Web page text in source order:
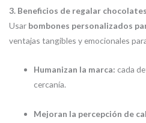
3. Beneficios de regalar
Usar bombones personalizados
ventajas tangibles y emocionales
Humanizan la marca: cada
cercanía.
Mejoran la percepción de